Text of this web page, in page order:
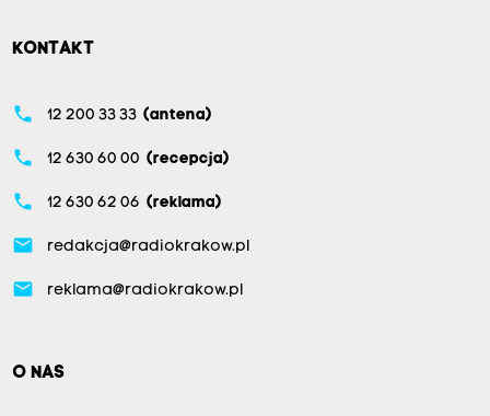
KONTAKT
phone 12 200 33 33 (antena)
phone 12 630 60 00 (recepcja)
phone 12 630 62 06 (reklama)
email redakcja@radiokrakow.pl
email reklama@radiokrakow.pl
O NAS